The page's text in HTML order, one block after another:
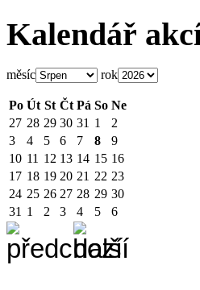
Kalendář
měsíc rok
Po Út St Čt Pá So Ne
27 28 29 30 31 1
2
3
4 5 6 7 8
9
10 11 12 13 14 15 16
17 18 19 20 21 22 23
24 25 26 27 28 29 30
31 1 2 3 4 5 6